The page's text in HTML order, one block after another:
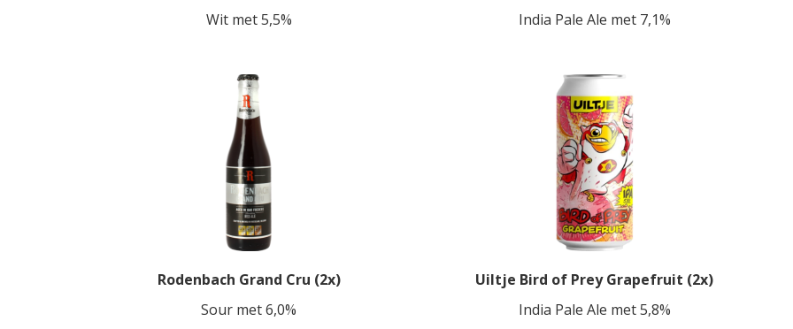
Wit met 5,5%
India Pale Ale met 7,1%
Rodenbach Grand Cru (2x)
Sour met 6,0%
Uiltje Bird of Prey Grapefruit (2x)
India Pale Ale met 5,8%